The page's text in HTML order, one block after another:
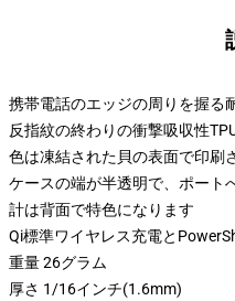
携帯電話のエッジの周りを握る
反指紋の終わりの衝撃吸収性
色は凍結された貝の表面で印刷
ケースの端が半透明で、ポート
計は背面で特色になります
Qi標準ワイヤレス充電と
重量 26グラム
厚さ 1/16インチ(1.6mm)